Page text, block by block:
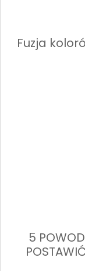
Fuzja
5